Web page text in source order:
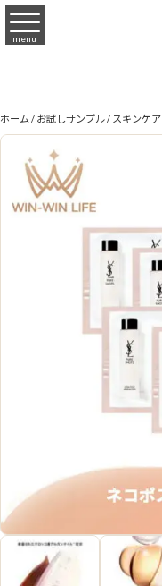
menu
ホーム/お試しサンプル/スキンケア